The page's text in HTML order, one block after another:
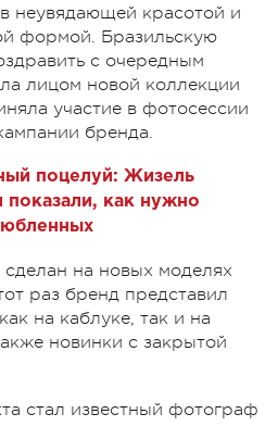
неувядающей красотой и
формой. Бразильскую
с очередным
лицом новой коллекции
участие в фотосессии
бренда.
поцелуй: Жизель
показали, как нужно
на новых моделях
раз бренд представил
на каблуке, так и на
новинки с закрытой
стал известный фотограф